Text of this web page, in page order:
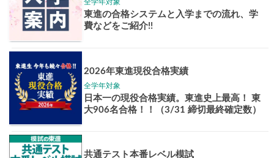
学年別案内
高3生 高2生 高1生 中学生 高